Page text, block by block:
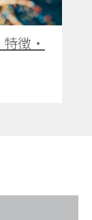
徴・